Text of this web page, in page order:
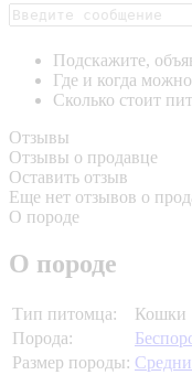
Подскажите,
Где и когда
Сколько стоит
Отзывы
Отзывы о продавце
Оставить отзыв
Еще нет отзывов о
О породе
О породе
Тип питомца:
Кошки
Порода:
Размер породы: